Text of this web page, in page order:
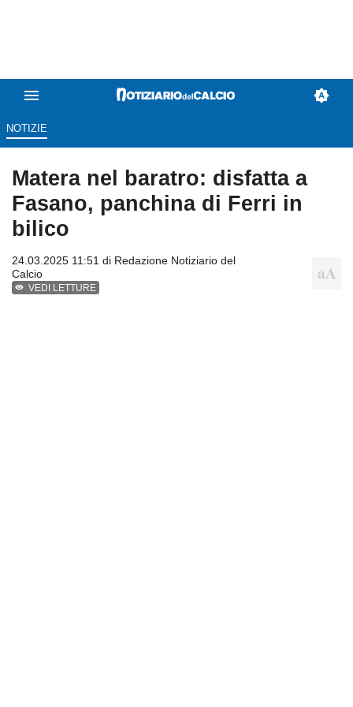
NOTIZIE
Matera nel baratro: disfatta a
Fasano, panchina di Ferri in
bilico
24.03.2025 11:51 di Redazione Notiziario del
Calcio
VEDI LETTURE